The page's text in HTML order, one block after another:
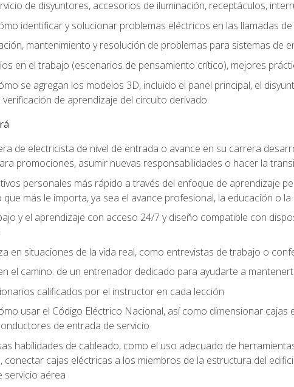
de disyuntores, accesorios de iluminación, receptáculos,
identificar y solucionar problemas eléctricos en las llamadas
mantenimiento y resolución de problemas para sistemas de
en el trabajo (escenarios de pensamiento crítico), mejores
se agregan los modelos 3D, incluido el panel principal, el
verificación de aprendizaje del circuito derivado
de electricista de nivel de entrada o avance en su carrera
promociones, asumir nuevas responsabilidades o hacer la
personales más rápido a través del enfoque de aprendizaje
más le importa, ya sea el avance profesional, la educación o
y el aprendizaje con acceso 24/7 y diseño compatible con
en situaciones de la vida real, como entrevistas de trabajo o
el camino: de un entrenador dedicado para ayudarte a
calificados por el instructor en cada lección
usar el Código Eléctrico Nacional, así como dimensionar
de entrada de servicio
habilidades de cableado, como el uso adecuado de
conectar cajas eléctricas a los miembros de la estructura del
servicio aérea